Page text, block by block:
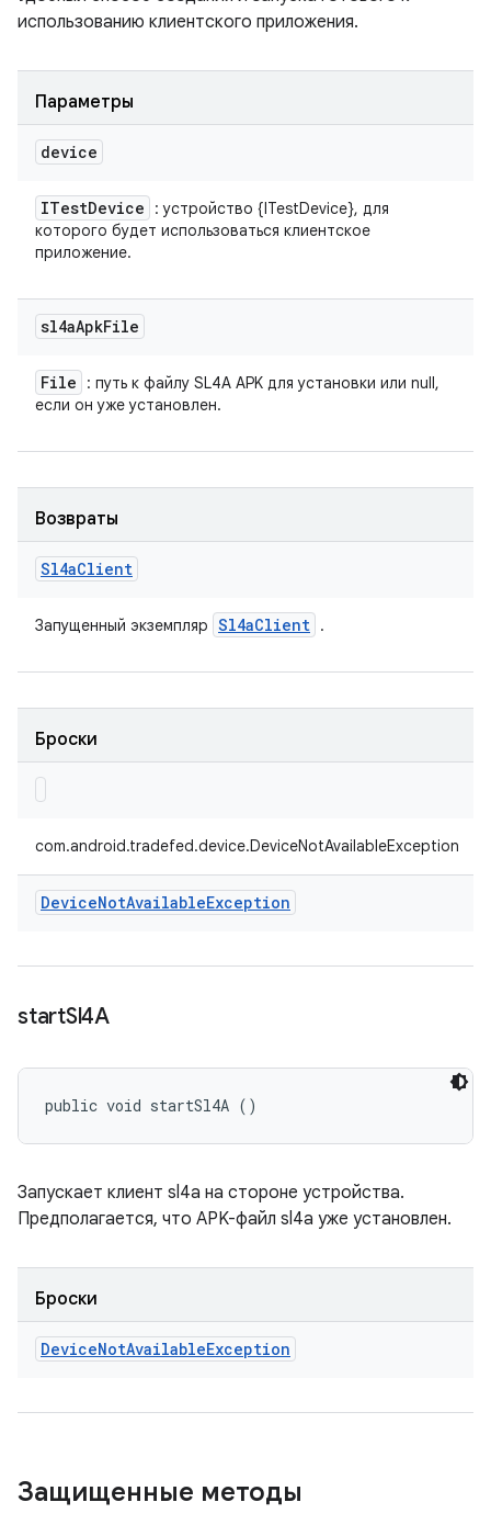
использованию клиентского приложения.
Параметры
device
ITestDevice
: устройство {ITestDevice}, для
которого будет использоваться клиентское
приложение.
sl4aApkFile
File
: путь к файлу SL4A APK для установки или null,
если он уже установлен.
Возвраты
Sl4aClient
Запущенный экземпляр Sl4aClient .
Броски
com.android.tradefed.device.DeviceNotAvailableException
DeviceNotAvailableException
startSl4A
public void startSl4A ()
Запускает клиент sl4a на стороне устройства.
Предполагается, что APK-файл sl4a уже установлен.
Броски
DeviceNotAvailableException
Защищенные методы